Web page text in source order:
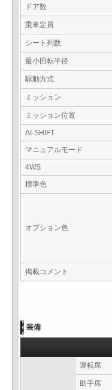
ドア数
乗車定員
シート列数
最小回転半径
駆動方式
ミッション
ミッション位置
AI-SHIFT
マニュアルモード
4WS
標準色
オプション色
掲載コメント
装備
運転席
助手席